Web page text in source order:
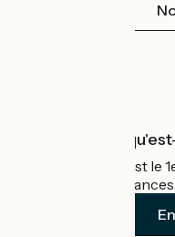
Accueil Vélo
Accueil Vélo c'est le
cyclistes en vacances.